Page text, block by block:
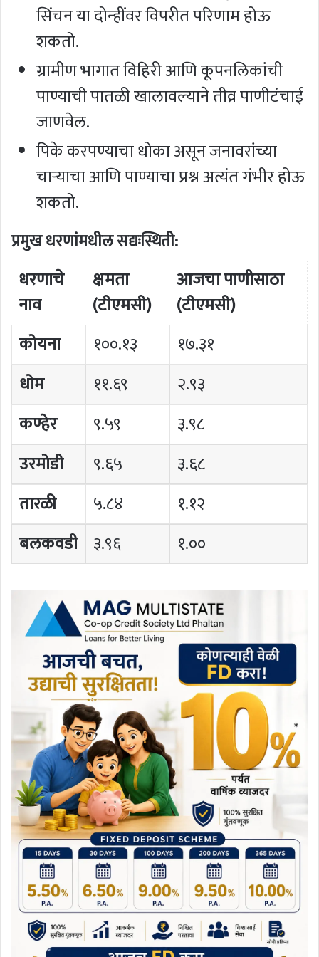
सिंचन या दोन्हींवर विपरीत परिणाम होऊ
शकतो.
ग्रामीण भागात विहिरी आणि कूपनलिकांची
पाण्याची पातळी खालावल्याने तीव्र पाणीटंचाई
जाणवेल.
पिके करपण्याचा धोका असून जनावरांच्या
चाऱ्याचा आणि पाण्याचा प्रश्न अत्यंत गंभीर होऊ
शकतो.
प्रमुख धरणांमधील सद्यःस्थिती:
धरणाचे
नाव
क्षमता
(टीएमसी)
आजचा पाणीसाठा
(टीएमसी)
कोयना
१००.१३
१७.३१
धोम
११.६९
२.९३
कण्हेर
९.५९
३.९८
उरमोडी
९.६५
३.६८
तारळी
५.८४
१.१२
बलकवडी ३.९६ १.००